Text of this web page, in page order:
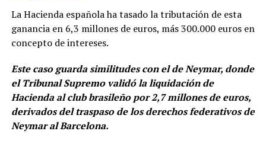
La Hacienda española ha tasado la tributación de esta
ganancia en 6,3 millones de euros, más 300.000 euros en
concepto de intereses.
Este caso guarda similitudes con el de Neymar, donde
el Tribunal Supremo validó la liquidación de
Hacienda al club brasileño por 2,7 millones de euros,
derivados del traspaso de los derechos federativos de
Neymar al Barcelona.